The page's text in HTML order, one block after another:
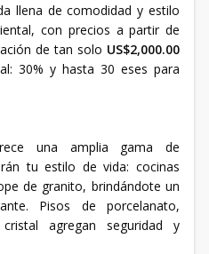
llena de comodidad y estilo
con precios a partir de
de tan solo US$2,000.00
30% y hasta 30 eses para
una amplia gama de
tu estilo de vida: cocinas
de granito, brindándote un
Pisos de porcelanato,
agregan seguridad y